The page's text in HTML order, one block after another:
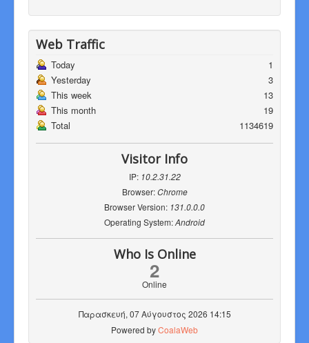
Web Traffic
Today
1
Yesterday
3
This week
13
This month
19
Total
1134619
Visitor Info
IP: 10.2.31.22
Browser:Chrome
Browser Version: 131.0.0.0
Operating System:Android
Who Is Online
2
Online
Παρασκευή, 07 Αύγουστος 2026 14:15
Powered byCoalaWeb